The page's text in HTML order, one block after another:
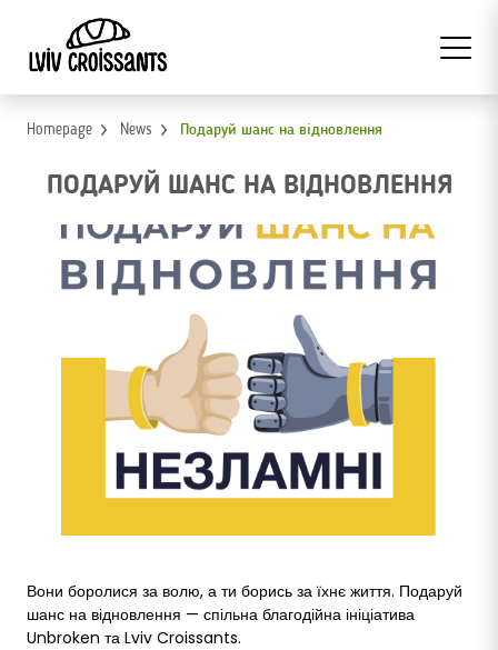
Homepage News Подаруй шанс на відновлення
ПОДАРУЙ ШАНС НА ВІДНОВЛЕННЯ
Вони боролися за волю, а ти борись за їхнє життя. Подаруй
шанс на відновлення — спільна благодійна ініціатива
Unbroken та Lviv Croissants.